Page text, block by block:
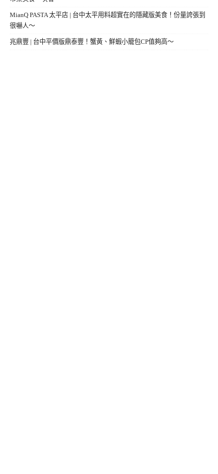
MianQ PASTA 太平店 | 台中太平用料超實在的隱藏版美食！份量誇張到
很嚇人～
兆鼎豐 | 台中平價版鼎泰豐！蟹黃、鮮蝦小籠包CP值夠高～